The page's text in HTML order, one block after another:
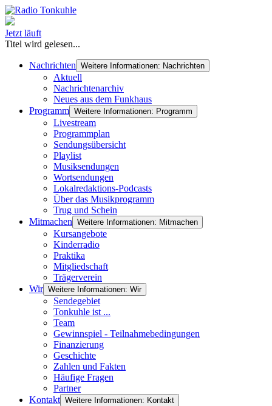
Jetzt läuft
Titel wird gelesen...
Nachrichten Weitere Informationen: Nachrichten
Aktuell
Nachrichtenarchiv
Neues aus dem Funkhaus
Programm Weitere Informationen: Programm
Livestream
Programmplan
Sendungsübersicht
Playlist
Musiksendungen
Wortsendungen
Lokalredaktions-Podcasts
Über das Musikprogramm
Trug und Schein
Mitmachen Weitere Informationen: Mitmachen
Kursangebote
Kinderradio
Praktika
Mitgliedschaft
Trägerverein
Wir Weitere Informationen: Wir
Sendegebiet
Tonkuhle ist ...
Team
Gewinnspiel - Teilnahmebedingungen
Finanzierung
Geschichte
Zahlen und Fakten
Häufige Fragen
Partner
Kontakt Weitere Informationen: Kontakt